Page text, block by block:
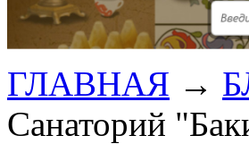
ГЛАВНАЯ →
Санаторий